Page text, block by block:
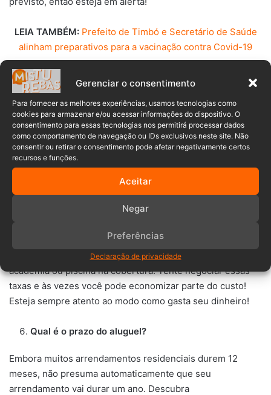
Gerenciar o consentimento
Para fornecer as melhores experiências, usamos tecnologias como
cookies para armazenar e/ou acessar informações do dispositivo. O
consentimento para essas tecnologias nos permitirá processar dados
como comportamento de navegação ou IDs exclusivos neste site. Não
consentir ou retirar o consentimento pode afetar negativamente certos
recursos e funções.
Aceitar
Negar
Preferências
Declaração de privacidade
LEIA TAMBÉM: Prefeito de Timbó e Secretário de Saúde
alinham preparativos para a vacinação contra Covid-19
Existem outras taxas que você terá que pagar?
Saber seu custo total mensal é a chave para determinar se
oapartamento para alugar em Balneário Camboriú
desejada se encaixa no seu orçamento, portanto, não
presuma que os serviços públicos são as únicas despesas
que você terá de pagar. Muitos edifícios de apartamentos
maiores cobram taxas de estacionamento, animais de
estimação e comodidades como academia ou piscina, por
exemplo. Essas taxas podem adicionar várias centenas de
reais por mês à sua conta de condomínio e você não quer
se surpreender quando se mudar e descobrir que não tem
dinheiro para estacionar ou ter acesso a uma incrível
academia ou piscina na cobertura. Tente negociar essas
taxas e às vezes você pode economizar parte do custo!
Esteja sempre atento ao modo como gasta seu dinheiro!
Qual é o prazo do aluguel?
Embora muitos arrendamentos residenciais durem 12
meses, não presuma automaticamente que seu
arrendamento vai durar um ano. Descubra